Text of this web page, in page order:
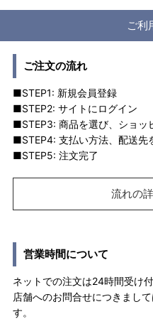
ご利
ご注文の流れ
■STEP1: 新規会員登録
■STEP2: サイトにログイン
■STEP3: 商品を選び、ショッ
■STEP4: 支払い方法、配送先
■STEP5: 注文完了
流れの
営業時間について
ネットでの注文は24時間受け
店舗へのお問合せにつきまし
す。